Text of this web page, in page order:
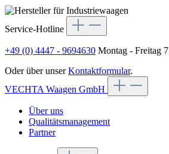
Service-Hotline
+49 (0) 4447 - 9694630 Montag - Freitag
Oder über unserKontaktformular.
VECHTA Waagen GmbH
Über uns
Qualitätsmanagement
Partner